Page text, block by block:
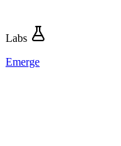
Labs
Emerge